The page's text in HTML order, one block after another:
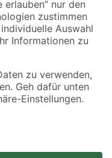
Angebote sind unter
Verfügbarkeiten beziehen
mit Speditionsversand, hier